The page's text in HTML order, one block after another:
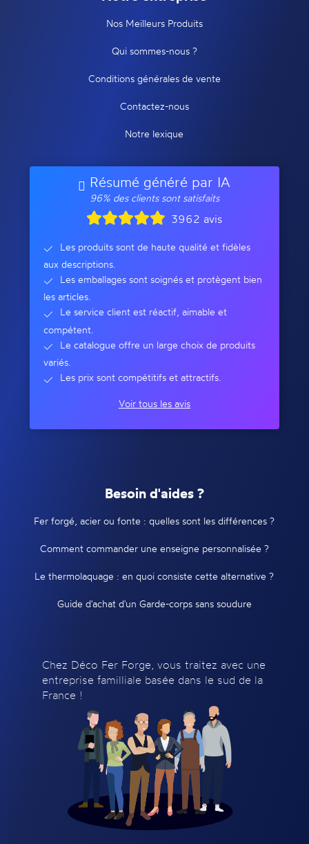
Nos Meilleurs Produits
Qui sommes-nous ?
Conditions générales de vente
Contactez-nous
Notre lexique
Résumé généré par IA
96% des clients sont satisfaits
3962 avis
Les produits sont de haute qualité et fidèles
aux descriptions.
Les emballages sont soignés et protègent bien
les articles.
Le service client est réactif, aimable et
compétent.
Le catalogue offre un large choix de produits
variés.
Les prix sont compétitifs et attractifs.
Voir tous les avis
Besoin d'aides ?
Fer forgé, acier ou fonte : quelles sont les différences ?
Comment commander une enseigne personnalisée ?
Le thermolaquage : en quoi consiste cette alternative ?
Guide d'achat d'un Garde-corps sans soudure
Chez Déco Fer Forge, vous traitez avec une
entreprise familliale basée dans le sud de la
France !